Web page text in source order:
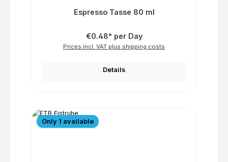
Espresso Tasse 80 ml
€0.48* per Day
Prices incl. VAT plus shipping costs
Details
Only 1 available